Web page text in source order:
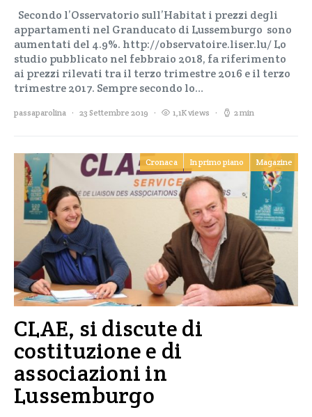
Secondo l’Osservatorio sull’Habitat i prezzi degli
appartamenti nel Granducato di Lussemburgo sono
aumentati del 4.9%. http://observatoire.liser.lu/ Lo
studio pubblicato nel febbraio 2018, fa riferimento
ai prezzi rilevati tra il terzo trimestre 2016 e il terzo
trimestre 2017. Sempre secondo lo…
passaparolina 23 Settembre 2019 1,1K views 2 min
Cronaca In primo piano Magazine
CLAE, si discute di
costituzione e di
associazioni in
Lussemburgo